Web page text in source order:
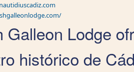
Galleon Lodge
histórico de